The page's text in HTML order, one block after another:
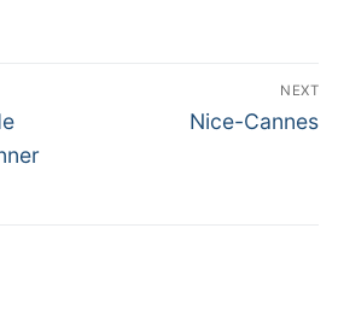
NEXT
Next
Nice-Cannes